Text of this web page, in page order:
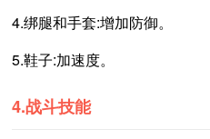
4.绑腿和手套:增加防御。
5.鞋子:加速度。
4.战斗技能